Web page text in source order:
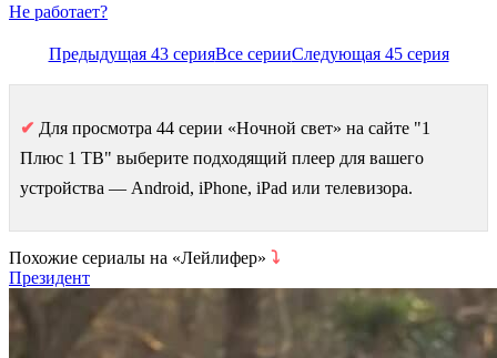
Не работает?
Предыдущая 43 серияВсе серииСледующая 45 серия
✔ Для просмотра 44 серии «Ночной свет» на сайте "1
Плюс 1 ТВ" выберите подходящий плеер для вашего
устройства — Android, iPhone, iPad или телевизора.
Похожие сериалы на «Лейлифер» ⤵
Президент